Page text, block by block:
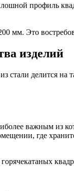
профиль
мм. Это
изделий
стали делится на
важным из
где